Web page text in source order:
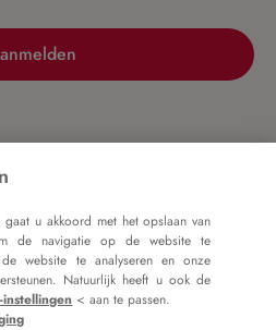
account?
nu
u akkoord met het opslaan van
de navigatie op de website te
website te analyseren en onze
Natuurlijk heeft u ook de
instellingen < aan te passen.